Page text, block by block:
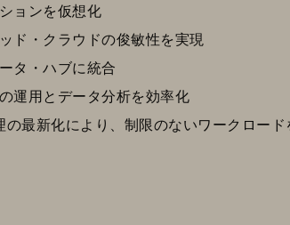
ョンを仮想化
ド・クラウドの俊敏性を実現
タ・ハブに統合
運用とデータ分析を効率化
最新化により、制限のないワークロード